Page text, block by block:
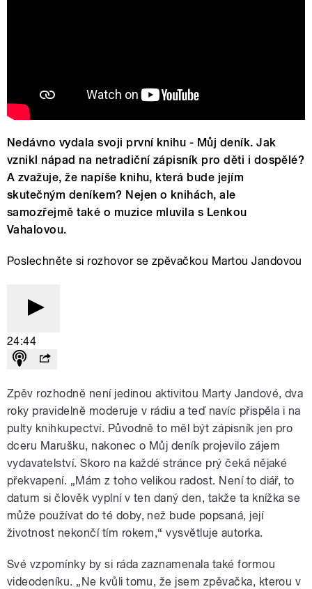
Nedávno vydala svoji první knihu - Můj deník. Jak
vznikl nápad na netradiční zápisník pro děti i dospělé?
A zvažuje, že napíše knihu, která bude jejím
skutečným deníkem? Nejen o knihách, ale
samozřejmě také o muzice mluvila s Lenkou
Vahalovou.
Poslechněte si rozhovor se zpěvačkou Martou Jandovou
24:44
Zpěv rozhodně není jedinou aktivitou Marty Jandové, dva
roky pravidelně moderuje v rádiu a teď navíc přispěla i na
pulty knihkupectví. Původně to měl být zápisník jen pro
dceru Marušku, nakonec o Můj deník projevilo zájem
vydavatelství. Skoro na každé stránce prý čeká nějaké
překvapení. „Mám z toho velikou radost. Není to diář, to
datum si člověk vyplní v ten daný den, takže ta knížka se
může používat do té doby, než bude popsaná, její
životnost nekončí tím rokem,“ vysvětluje autorka.
Své vzpomínky by si ráda zaznamenala také formou
videodeníku. „Ne kvůli tomu, že jsem zpěvačka, kterou v